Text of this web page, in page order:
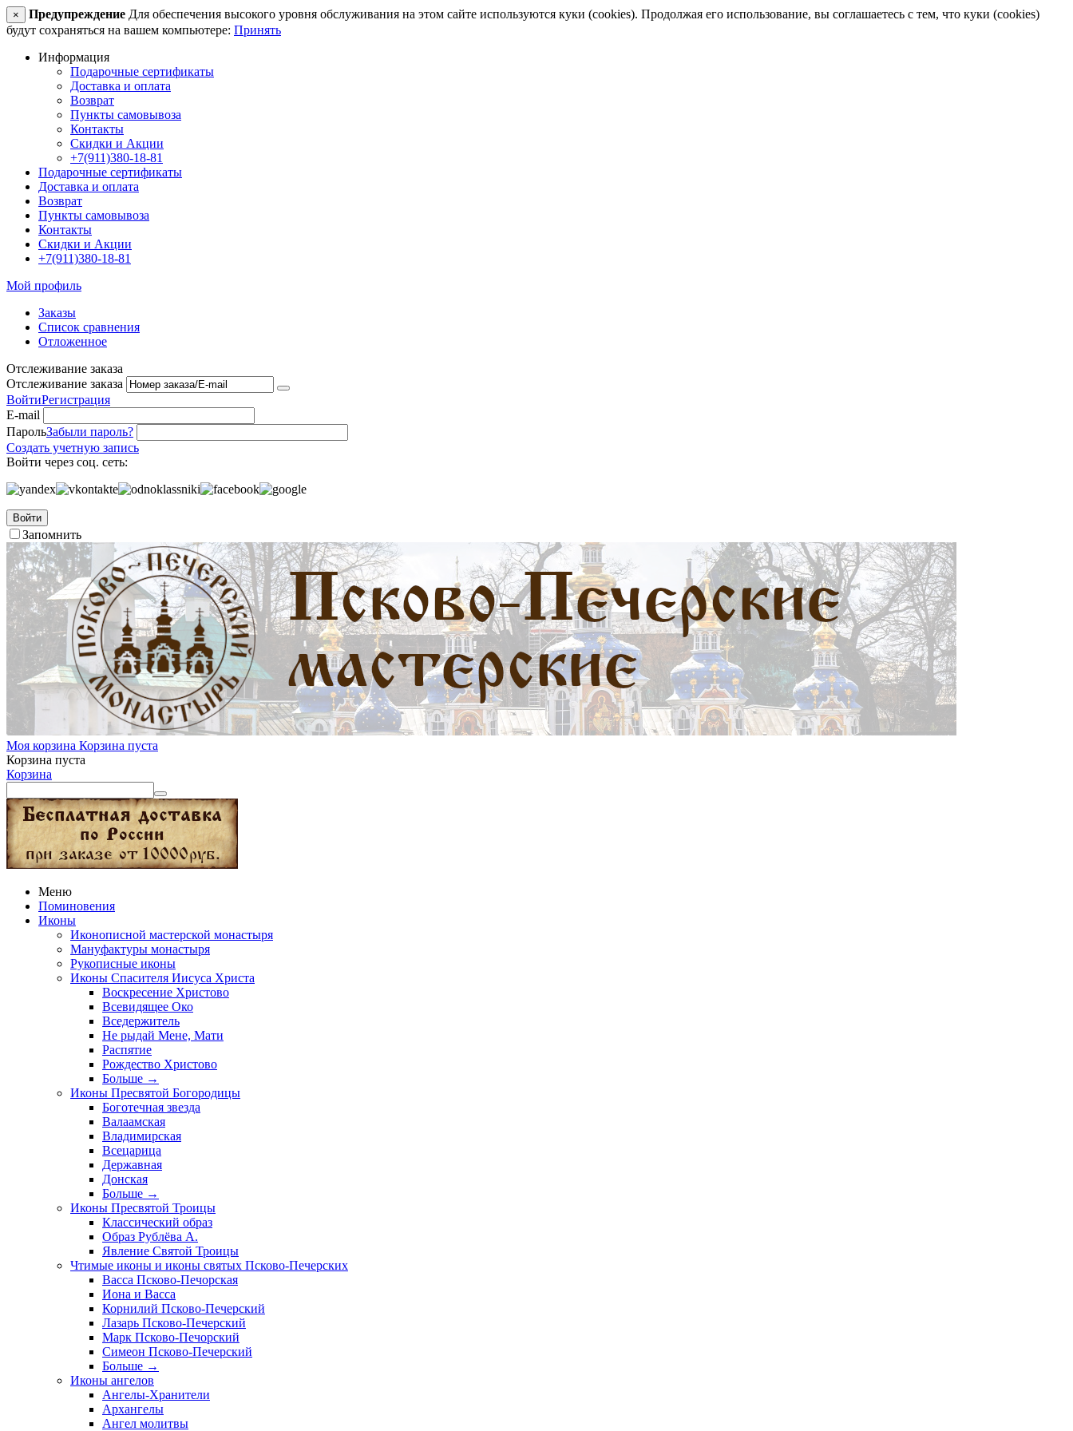
× Предупреждение Для обеспечения высокого уровня обслуживания на этом сайте используются куки (cookies). Продолжая его использование, вы соглашаетесь с тем, что куки (cookies)
будут сохраняться на вашем компьютере: Принять
Информация
Подарочные сертификаты
Доставка и оплата
Возврат
Пункты самовывоза
Контакты
Скидки и Акции
+7(911)380-18-81
Подарочные сертификаты
Доставка и оплата
Возврат
Пункты самовывоза
Контакты
Скидки и Акции
+7(911)380-18-81
Мой профиль
Заказы
Список сравнения
Отложенное
Отслеживание заказа
Отслеживание заказа
ВойтиРегистрация
E-mail
ПарольЗабыли пароль?
Создать учетную запись
Войти через соц. сеть:
Войти
Запомнить
Моя корзина Корзина пуста
Корзина пуста
Корзина
Меню
Поминовения
Иконы
Иконописной мастерской монастыря
Мануфактуры монастыря
Рукописные иконы
Иконы Спасителя Иисуса Христа
Воскресение Христово
Всевидящее Око
Вседержитель
Не рыдай Мене, Мати
Распятие
Рождество Христово
Больше →
Иконы Пресвятой Богородицы
Боготечная звезда
Валаамская
Владимирская
Всецарица
Державная
Донская
Больше →
Иконы Пресвятой Троицы
Классический образ
Образ Рублёва А.
Явление Святой Троицы
Чтимые иконы и иконы святых Псково-Печерских
Васса Псково-Печорская
Иона и Васса
Корнилий Псково-Печерский
Лазарь Псково-Печерский
Марк Псково-Печорский
Симеон Псково-Печерский
Больше →
Иконы ангелов
Ангелы-Хранители
Архангелы
Ангел молитвы